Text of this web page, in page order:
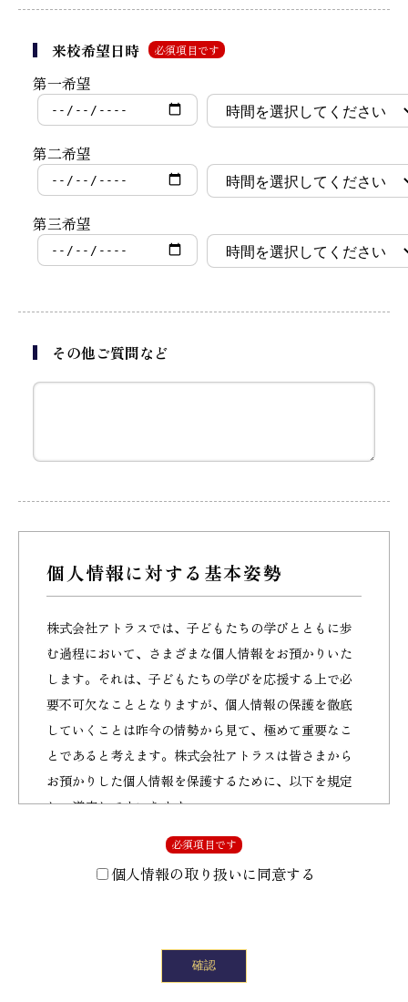
来校希望日時 必須項目です
第一希望
第二希望
第三希望
その他ご質問など
個人情報に対する基本姿勢
株式会社アトラスでは、子どもたちの学びとともに歩
む過程において、さまざまな個人情報をお預かりいた
します。それは、子どもたちの学びを応援する上で必
要不可欠なこととなりますが、個人情報の保護を徹底
していくことは昨今の情勢から見て、極めて重要なこ
とであると考えます。株式会社アトラスは皆さまから
お預かりした個人情報を保護するために、以下を規定
し、遵守してまいります。
株式会社アトラスが知っている個人情
お申し込み後、テストや学習・面談等で知りえ
必須項目です
個人情報の取り扱いに同意する